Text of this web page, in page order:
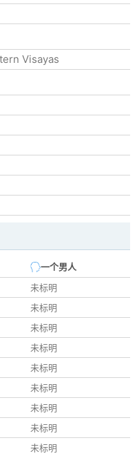
Visayas
一个男人
未标明
未标明
未标明
未标明
未标明
未标明
未标明
未标明
未标明